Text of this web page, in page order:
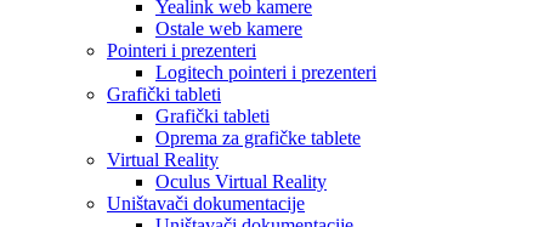
Yealink web kamere
Ostale web kamere
Pointeri i prezenteri
Logitech pointeri i prezenteri
Grafički tableti
Grafički tableti
Oprema za grafičke tablete
Virtual Reality
Oculus Virtual Reality
Uništavači dokumentacije